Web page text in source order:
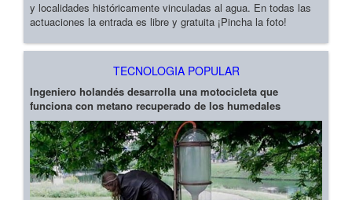
y localidades históricamente vinculadas al agua. En todas las
actuaciones la entrada es libre y gratuita ¡Pincha la foto!
TECNOLOGIA POPULAR
Ingeniero holandés desarrolla una motocicleta que
funciona con metano recuperado de los humedales